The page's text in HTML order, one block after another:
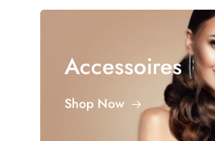
Accessoires
Shop Now